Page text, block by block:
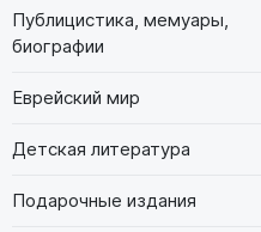
Публицистика, мемуары,
биографии
Еврейский мир
Детская литература
Подарочные издания